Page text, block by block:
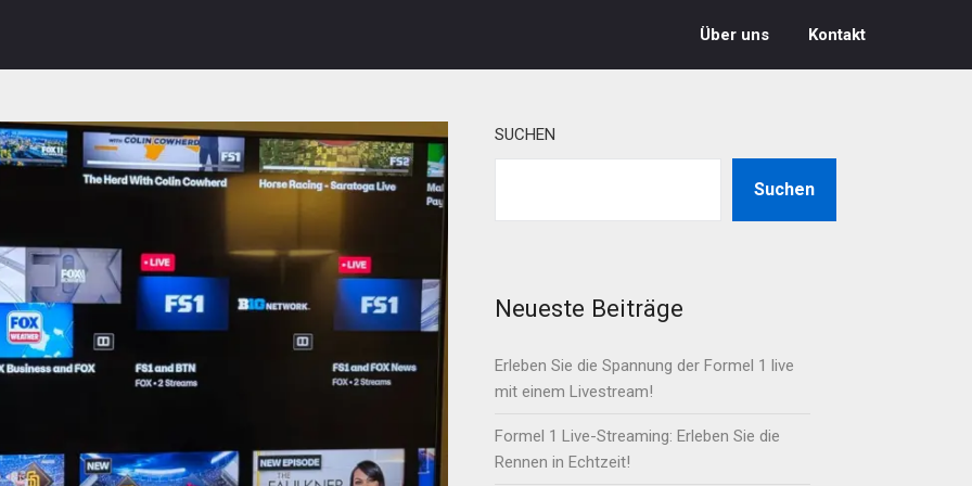
Über uns Kontakt
SUCHEN
Suchen
Neueste Beiträge
Erleben Sie die Spannung der Formel 1 live
mit einem Livestream!
Formel 1 Live-Streaming: Erleben Sie die
Rennen in Echtzeit!